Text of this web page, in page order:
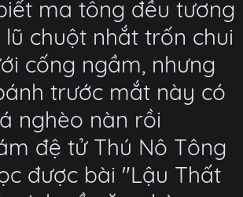
ma tông đều tương
chuột nhắt trốn chui
cống ngầm, nhưng
trước mắt này có
nghèo nàn rồi
đệ tử Thú Nô Tông
được bài "Lậu Thất